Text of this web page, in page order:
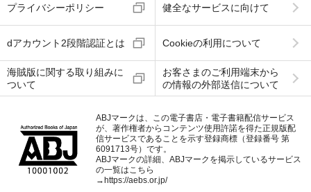
プライバシーポリシー 健全なサービスに向けて
dアカウント2段階認証とは Cookieの利用について
海賊版に関する取り組みに
ついて
お客さまのご利用端末から
の情報の外部送信について
ABJマークは、この電子書店・電子書籍配信サービス
が、著作権者からコンテンツ使用許諾を得た正規版配
信サービスであることを示す登録商標（登録番号 第
6091713号）です。
ABJマークの詳細、ABJマークを掲示しているサービス
の一覧はこちら
→ https://aebs.or.jp/